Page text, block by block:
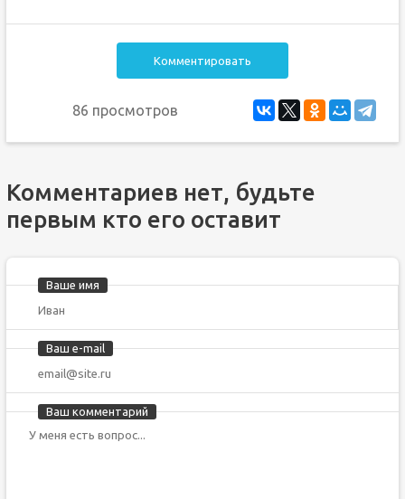
Комментировать
86 просмотров
Комментариев нет, будьте
первым кто его оставит
Ваше имя
Ваш e-mail
Ваш комментарий